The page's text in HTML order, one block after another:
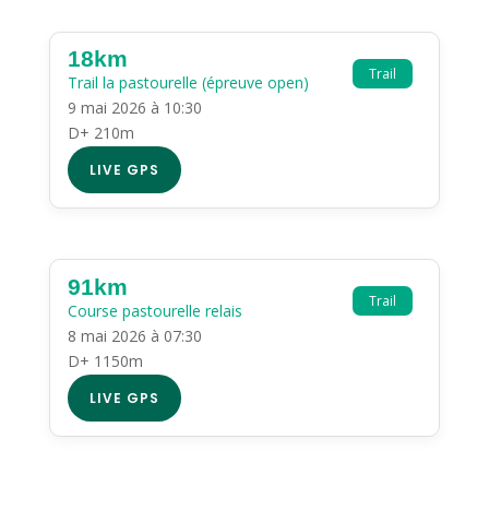
Trail
18km
Trail la pastourelle (épreuve open)
9 mai 2026 à 10:30
D+ 210m
LIVE GPS
Trail
91km
Course pastourelle relais
8 mai 2026 à 07:30
D+ 1150m
LIVE GPS